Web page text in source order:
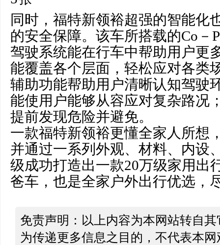
同时，福特新领裕超强的智能化
的安全保障。该车所搭载的Co
驾驶系统能在行车中帮助用户更
能覆盖各个层面，轻松应对各类
辅助功能帮助用户清晰认知驾驶
能使用户能够从容应对复杂路况
提前发现危险并避免。
一款福特新领裕更懂全家人所想
并通过一系列外观、材料、内设
级成功打造出一款20万级家用出
爸车，也是全家户外出行优选，
免责声明：以上内容为本网站转自
为传递更多信息之目的，不代表本